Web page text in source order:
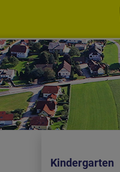
Kindergarten